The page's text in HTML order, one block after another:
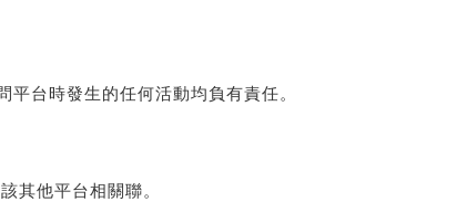
台時發生的任何活動均負有責任。
其他平台相關聯。